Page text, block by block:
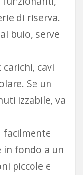
di riserva.
buio, serve
cavi
Se un
va
facilmente
in fondo a un
piccole e